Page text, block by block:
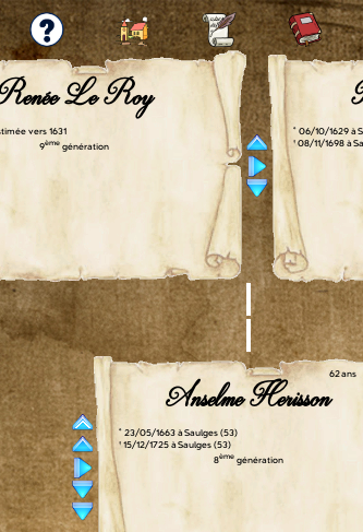
Le Roy
vers 1631
9ème génération
° 06/10/1629 à
† 08/11/1698 à
62 ans
Anselme Herisson
° 23/05/1663 à Saulges (53)
† 15/12/1725 à Saulges (53)
8ème génération